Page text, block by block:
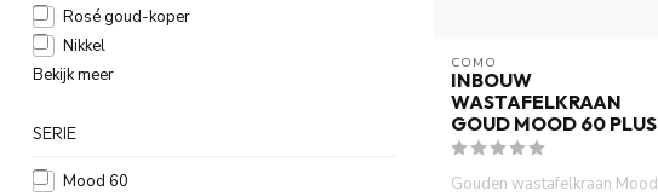
Rosé goud-koper
Nikkel
Bekijk meer
SERIE
Mood 60
COMO
INBOUW
WASTAFELKRAAN
GOUD MOOD 60 PLUS
Gouden wastafelkraan Mood